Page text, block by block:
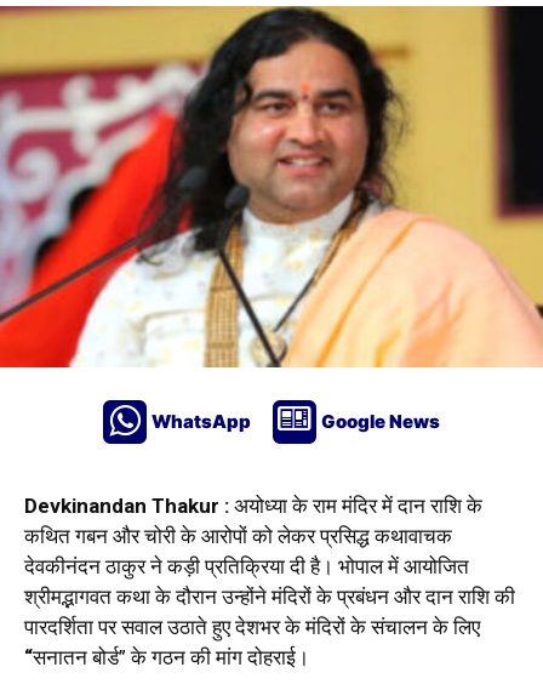
WhatsApp Google News
Devkinandan Thakur : अयोध्या के राम मंदिर में दान राशि के
कथित गबन और चोरी के आरोपों को लेकर प्रसिद्ध कथावाचक
देवकीनंदन ठाकुरने कड़ी प्रतिक्रिया दी है। भोपालमें आयोजित
श्रीमद्भागवत कथा के दौरान उन्होंने मंदिरों के प्रबंधन और दान राशि की
पारदर्शिता पर सवाल उठाते हुए देशभर के मंदिरों के संचालन के लिए
“सनातन बोर्ड” के गठन की मांग दोहराई।